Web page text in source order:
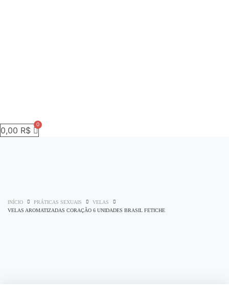
0,00 R$
INÍCIO PRÁTICAS SEXUAIS
VELAS
VELAS AROMATIZADAS CORAÇÃO 6 UNIDADES BRASIL FETICHE